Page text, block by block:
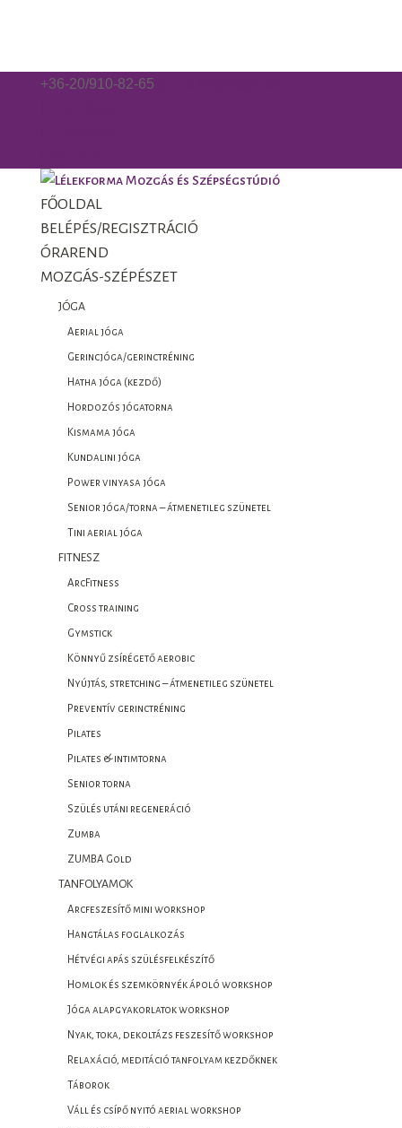
+36-20/910-82-65
FŐOLDAL
BELÉPÉS/REGISZTRÁCIÓ
ÓRAREND
MOZGÁS-SZÉPÉSZET
JÓGA
Aerial jóga
Gerincjóga/gerinctréning
Hatha jóga (kezdő)
Hordozós jógatorna
Kismama jóga
Kundalini jóga
Power vinyasa jóga
Senior jóga/torna – átmenetileg szünetel
Tini aerial jóga
FITNESZ
ArcFitness
Cross training
Gymstick
Könnyű zsírégető aerobic
Nyújtás, stretching – átmenetileg szünetel
Preventív gerinctréning
Pilates
Pilates & intimtorna
Senior torna
Szülés utáni regeneráció
Zumba
ZUMBA Gold
TANFOLYAMOK
Arcfeszesítő mini workshop
Hangtálas foglalkozás
Hétvégi apás szülésfelkészítő
Homlok és szemkörnyék ápoló workshop
Jóga alapgyakorlatok workshop
Nyak, toka, dekoltázs feszesítő workshop
Relaxáció, meditáció tanfolyam kezdőknek
Táborok
Váll és csípő nyitó aerial workshop